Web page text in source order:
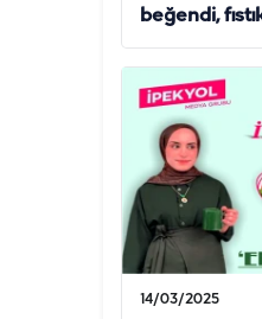
beğendi,
14/03/2025